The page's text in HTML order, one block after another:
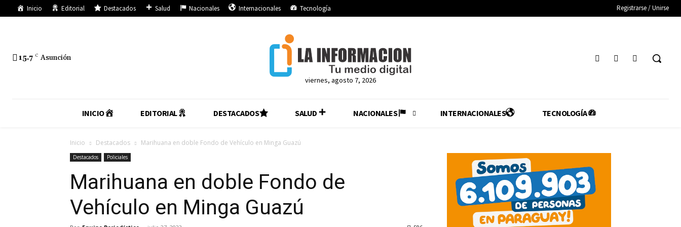
Inicio Editorial Destacados Salud Nacionales Internacionales Tecnología Registrarse / Unirse
15.7 C Asunción
viernes, agosto 7, 2026
INICIO EDITORIAL DESTACADOS SALUD NACIONALES INTERNACIONALES TECNOLOGÍA
Inicio Destacados Marihuana en doble Fondo de Vehículo en Minga Guazú
Destacados Policiales
Marihuana en doble Fondo de
Vehículo en Minga Guazú